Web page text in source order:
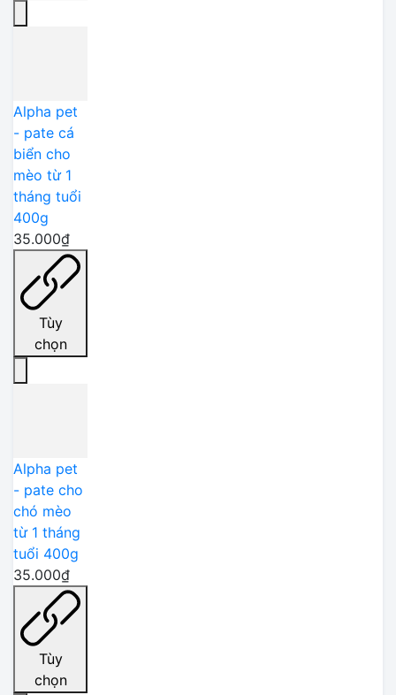
Alpha pet
- pate cá
biển cho
mèo từ 1
tháng tuổi
400g
35.000₫
Tùy
chọn
Alpha pet
- pate cho
chó mèo
từ 1 tháng
tuổi 400g
35.000₫
Tùy
chọn